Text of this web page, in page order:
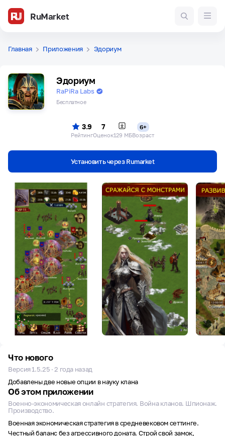
RuMarket
Главная Приложения Эдориум
Эдориум
RaPiRa Labs
Бесплатное
3.9
Рейтинг
7
Оценок129 МБ
6+
Возраст
Установить через Rumarket
Что нового
Версия 1.5.25 · 2 года назад
Добавлены две новые опции в науку клана
Об этом приложении
Военно-экономическая онлайн стратегия. Война кланов. Шпионаж.
Производство.
Военная экономическая стратегия в средневековом сеттинге.
Честный баланс без агрессивного доната. Строй свой замок,